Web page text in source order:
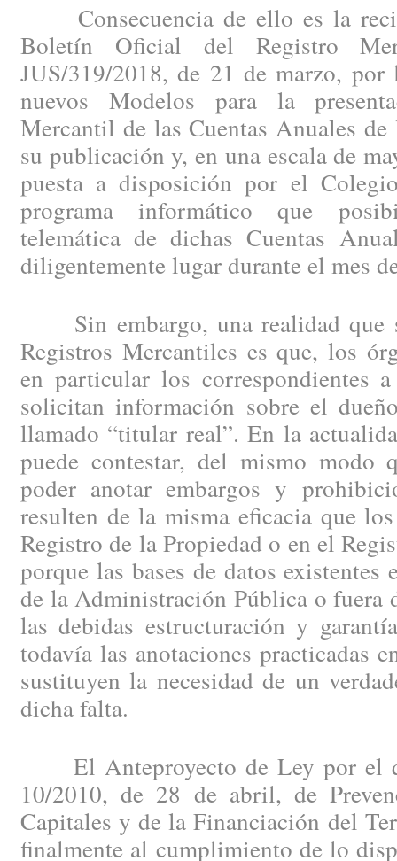
Consecuencia de ello es la
Boletín Oficial del Registro
JUS/319/2018, de 21 de marzo, por
nuevos Modelos para la
Mercantil de las Cuentas Anuales
su publicación y, en una escala de
puesta a disposición por el
programa informático que
telemática de dichas Cuentas
diligentemente lugar durante el mes
Sin embargo, una realidad que
Registros Mercantiles es que, los
en particular los correspondientes
solicitan información sobre el
llamado “titular real”. En la
puede contestar, del mismo modo
poder anotar embargos y
resulten de la misma eficacia que
Registro de la Propiedad o en el
porque las bases de datos
de la Administración Pública o fuera
las debidas estructuración y
todavía las anotaciones practicadas
sustituyen la necesidad de un
dicha falta.
El Anteproyecto de Ley por el
10/2010, de 28 de abril, de
Capitales y de la Financiación del
finalmente al cumplimiento de lo